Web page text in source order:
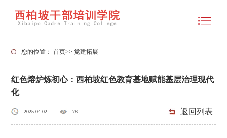
您的位置：首页>> 党建拓展
红色熔炉炼初心：西柏坡红色教育基地赋能基层治理现代
化
2025-04-02 78 返回列表